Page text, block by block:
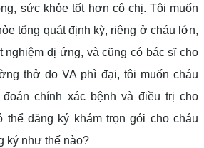
sức khỏe tốt hơn cô chị. Tôi muốn
tổng quát định kỳ, riêng ở cháu lớn,
nghiệm dị ứng, và cũng có bác sĩ cho
thở do VA phì đại, tôi muốn cháu
chính xác bệnh và điều trị cho
thể đăng ký khám trọn gói cho cháu
ký như thế nào?